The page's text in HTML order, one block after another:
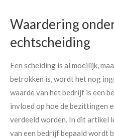
Waardering
echtscheiding
Een scheiding is al moeilijk,
betrokken is, wordt het nog
waarde van het bedrijf is een
invloed op hoe de bezittingen
verdeeld worden. In dit artikel
van een bedrijf bepaald wordt